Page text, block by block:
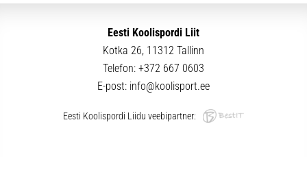
Eesti Koolispordi Liit
Kotka 26, 11312 Tallinn
Telefon: +372 667 0603
E-post: info@koolisport.ee
Eesti Koolispordi Liidu veebipartner: